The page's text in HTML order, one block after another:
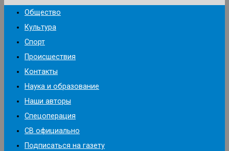
Общество
Культура
Спорт
Происшествия
Контакты
Наука и образование
Наши авторы
Спецоперация
СВ официально
Подписаться на газету